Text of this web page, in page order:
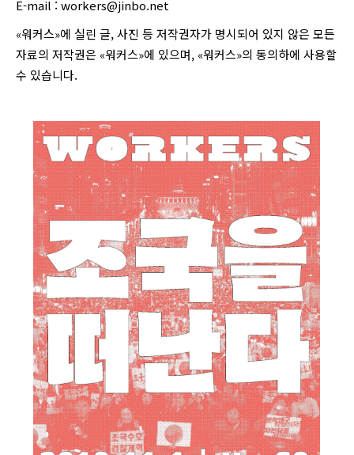
E-mail : workers@jinbo.net
«워커스»에 실린 글, 사진 등 저작권자가 명시되어 있지 않은 모든
자료의 저작권은 «워커스»에 있으며, «워커스»의 동의하에 사용할
수 있습니다.